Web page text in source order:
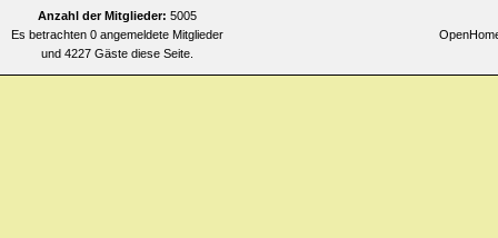
Anzahl der Mitglieder: 5005
Es betrachten 0 angemeldete Mitglieder
und 4227 Gäste diese Seite.